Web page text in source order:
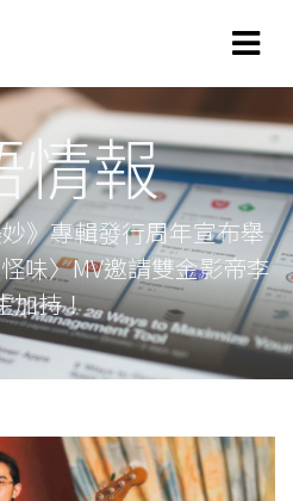
情報
》專輯發行周年宣布舉
味〉MV邀請雙金影帝李
加持！